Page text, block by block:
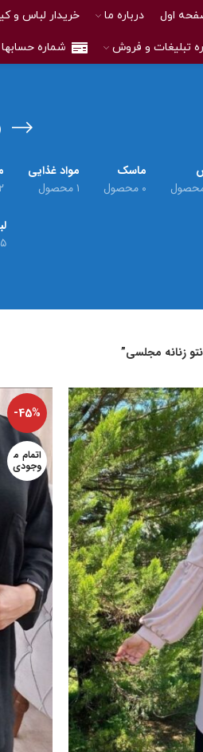
اول درباره ما خریدار لباس و
تبلیغات و فروش شماره حسابها
ماسک
۰ محصول
مواد غذایی
۱ محصول
۲
زنانه مجلسی”
-45%
اتمام م
وجودی